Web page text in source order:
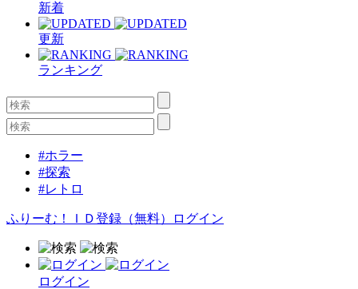
新着
更新
ランキング
#ホラー
#探索
#レトロ
ふりーむ！ＩＤ登録（無料） ログイン
ログイン